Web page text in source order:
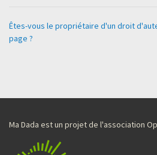
Êtes-vous le propriétaire d'un droit
page ?
Ma Dada est un projet de l'association